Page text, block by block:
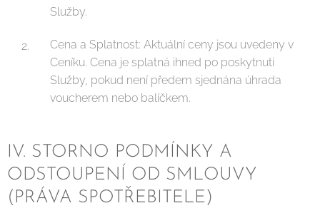
Služby.
Cena a Splatnost: Aktuální ceny jsou uvedeny v
Ceníku. Cena je splatná ihned po poskytnutí
Služby, pokud není předem sjednána úhrada
voucherem nebo balíčkem.
IV. STORNO PODMÍNKY A
ODSTOUPENÍ OD SMLOUVY
(PRÁVA SPOTŘEBITELE)